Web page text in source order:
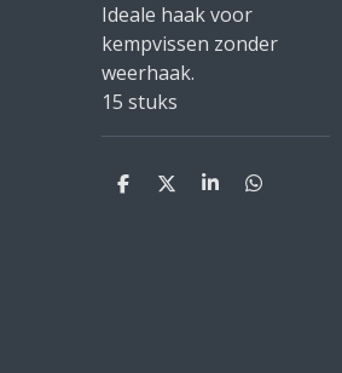
Ideale haak voor
kempvissen zonder
weerhaak.
15 stuks
D
D
S
D